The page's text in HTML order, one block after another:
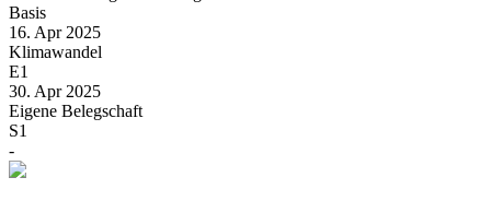
Basis
16. Apr 2025
Klimawandel
E1
30. Apr 2025
Eigene Belegschaft
S1
-